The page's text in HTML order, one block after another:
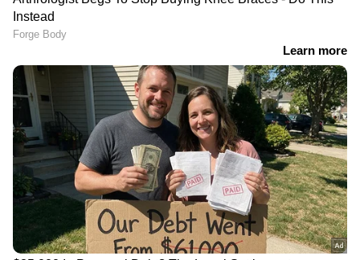
അച്ചൻകോവിലാറിൽ നിന്നുള്ള
റെഗുലേറ്റർ തകർന്നതോടെ
ദുരിതം; പരാതി നൽകി മടുത്ത്
നാട്ടുകാർ